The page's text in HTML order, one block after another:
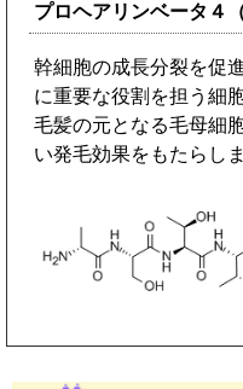
プロヘアリンベータ４
幹細胞の成長分裂を促
に重要な役割を担う細
毛髪の元となる毛母細
い発毛効果をもたらしま